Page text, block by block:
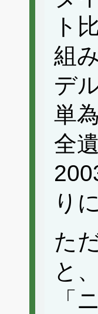
ト
組
デ
単
全
り
た
と
「